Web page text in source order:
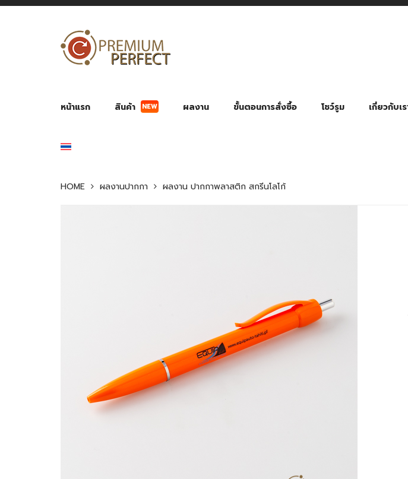
หน้าแรก สินค้า NEW ผลงาน ขั้นตอนการสั่งซื้อ โชว์รูม เกี่ยวกับเร
HOME ผลงานปากกา ผลงาน ปากกาพลาสติก สกรีนโลโก้